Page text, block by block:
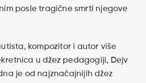
posle tragične smrti njegove
kompozitor i autor više
u džez pedagogiji, Dejv
je od najznačajnijih džez